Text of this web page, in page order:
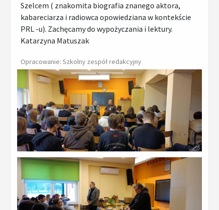
Szelcem ( znakomita biografia znanego aktora,
kabareciarza i radiowca opowiedziana w kontekście
PRL -u). Zachęcamy do wypożyczania i lektury.
Katarzyna Matuszak
Opracowanie: Szkolny zespół redakcyjny
Powiększ zdjęcie
Powiększ zdjęcie